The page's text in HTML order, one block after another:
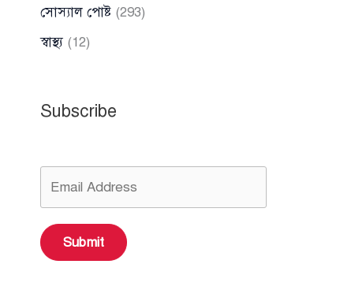
সোস্যাল পোষ্ট (293)
স্বাস্থ্য (12)
Subscribe
Submit